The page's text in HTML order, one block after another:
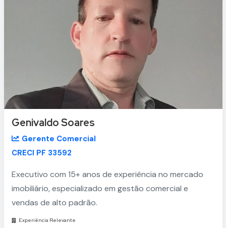
Genivaldo Soares
Gerente Comercial
CRECI PF 33592
Executivo com 15+ anos de experiência no mercado
imobiliário, especializado em gestão comercial e
vendas de alto padrão.
Experiência Relevante